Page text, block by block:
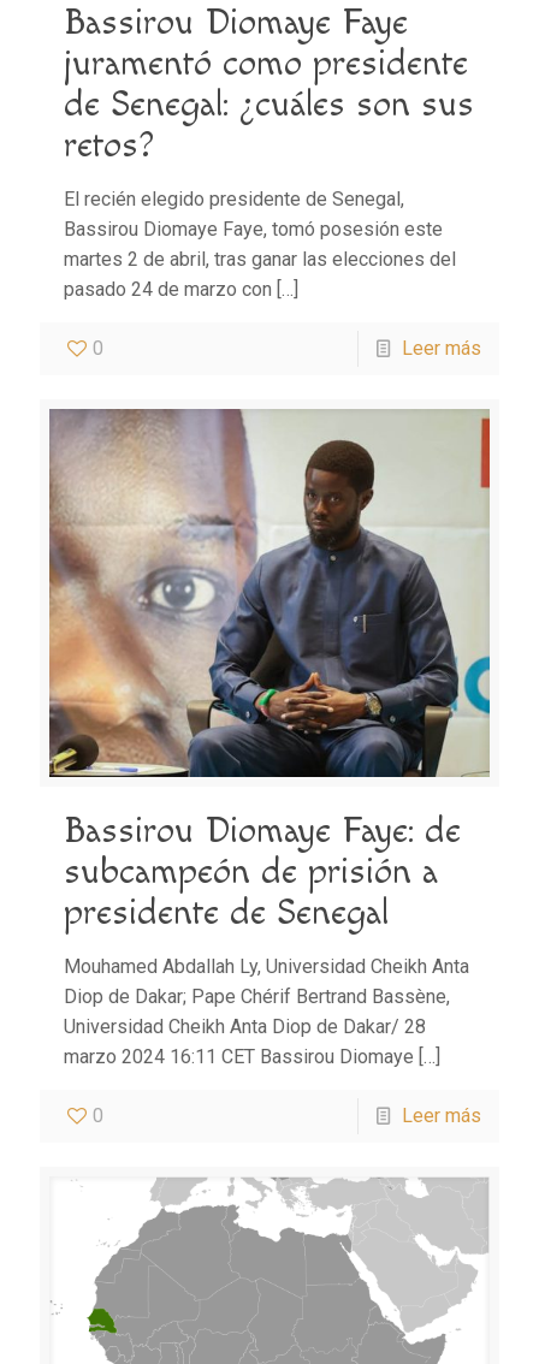
Bassirou Diomaye Faye
juramentó como presidente
de Senegal: ¿cuáles son sus
retos?
El recién elegido presidente de Senegal,
Bassirou Diomaye Faye, tomó posesión este
martes 2 de abril, tras ganar las elecciones del
pasado 24 de marzo con […]
0 Leer más
Bassirou Diomaye Faye: de
subcampeón de prisión a
presidente de Senegal
Mouhamed Abdallah Ly, Universidad Cheikh Anta
Diop de Dakar; Pape Chérif Bertrand Bassène,
Universidad Cheikh Anta Diop de Dakar/ 28
marzo 2024 16:11 CET Bassirou Diomaye […]
0 Leer más